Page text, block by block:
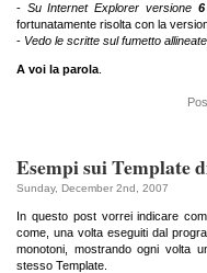
- Su Internet Explorer versione 6
fortunatamente risolta con la
- Vedo le scritte sul fumetto
A voi la parola
Esempi sui Template
Sunday, December 2nd, 2007
In questo post vorrei indicare
come, una volta eseguiti dal
monotoni, mostrando ogni volta
stesso Template.